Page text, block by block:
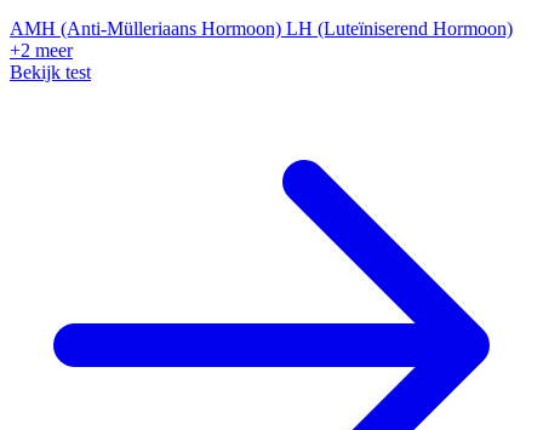
AMH (Anti-Mülleriaans Hormoon) LH (Luteïniserend Hormoon)
+2 meer
Bekijk test